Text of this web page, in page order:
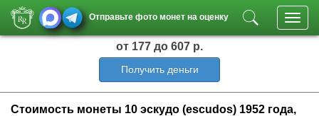
Отправьте фото монет на оценку
от 177 до 607 р.
Получить деньги
Стоимость монеты 10 эскудо (escudos) 1952 года,